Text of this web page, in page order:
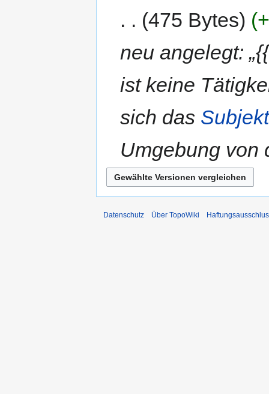
475 Bytes
neu angelegt:
ist keine
sich das Subjekt
Umgebung von
Datenschutz Über TopoWiki